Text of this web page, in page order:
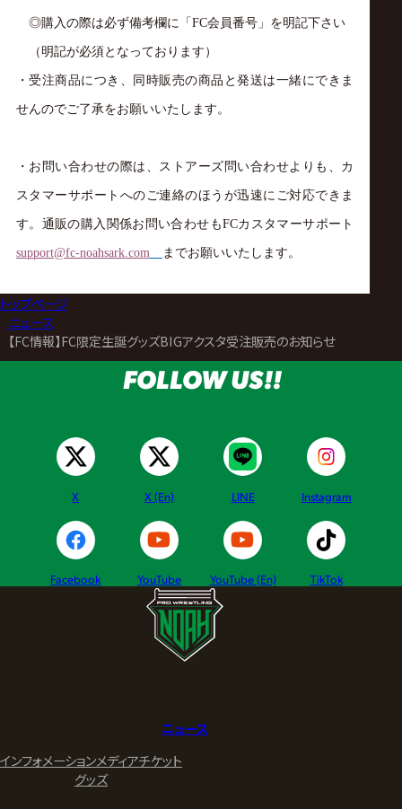
◎購入の際は必ず備考欄に「 FC会員番号」を明記下さい
（明記が必須となっております）
・受注商品につき、同時販売の商品と発送は一緒にできま
せんのでご了承をお願いいたします。
・お問い合わせの際は、ストアーズ問い合わせよりも、カ
スタマーサポートへのご連絡のほうが迅速にご対応できま
す。 通販の購入関係お問い合わせもFCカスタマーサポート
support@fc-noahsark.com までお願いいたします。
トップページ
ニュース
【FC情報】FC限定生誕グッズBIGアクスタ受注販売のお知らせ
FOLLOW US!!
X X (En) LINE Instagram
Facebook YouTube YouTube (En) TikTok
ニュース
インフォメーションメディアチケット
グッズ